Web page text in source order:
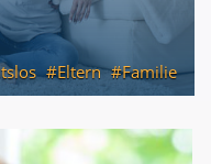
Eltern Familie